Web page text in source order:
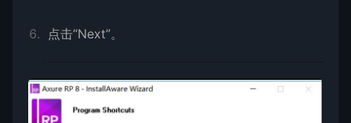
点击“Next”。